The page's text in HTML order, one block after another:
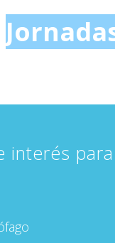
interés